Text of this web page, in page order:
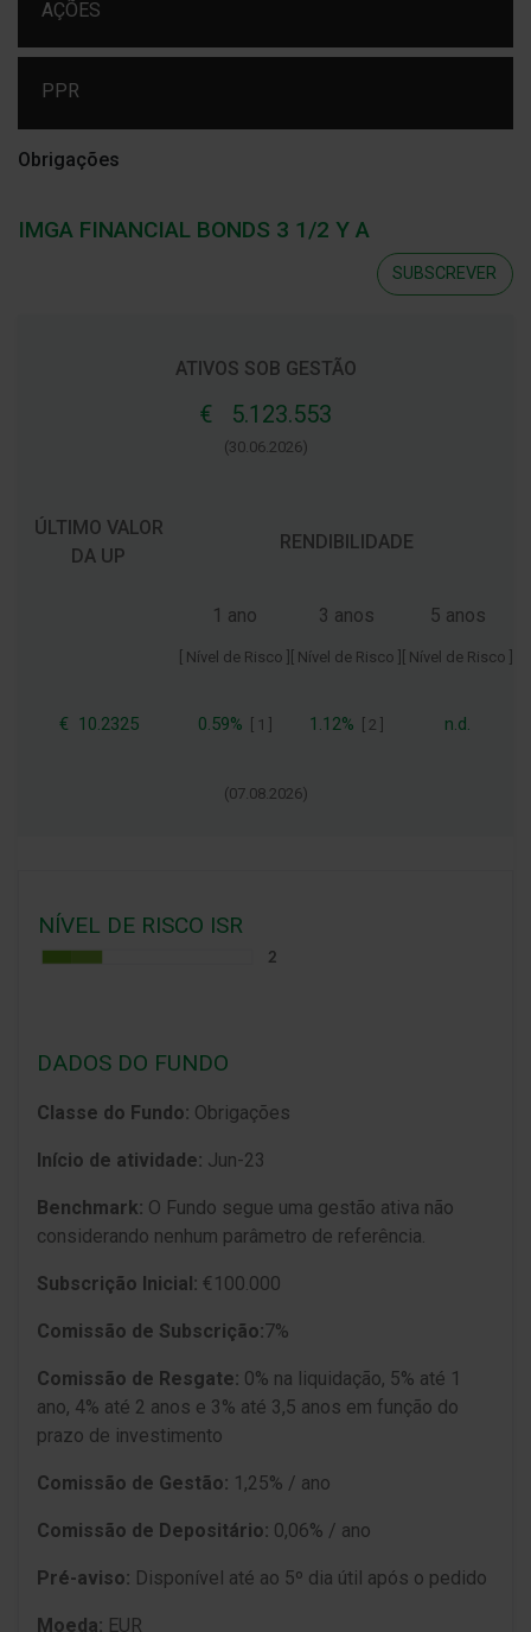
AÇÕES
PPR
Obrigações
IMGA FINANCIAL BONDS 3 1/2 Y A
SUBSCREVER
ATIVOS SOB GESTÃO
€ 5.123.553
(30.06.2026)
ÚLTIMO VALOR
DA UP
RENDIBILIDADE
1 ano
[ Nível de Risco ]
3 anos
[ Nível de Risco ]
5 anos
[ Nível de Risco ]
€ 10.2325 0.59% 1 1.12% 2 n.d.
(07.08.2026)
NÍVEL DE RISCO ISR
DADOS DO FUNDO
Classe do Fundo: Obrigações
Início de atividade: Jun-23
Benchmark: O Fundo segue uma gestão ativa não
considerando nenhum parâmetro de referência.
Subscrição Inicial: €100.000
Comissão de Subscrição:7%
Comissão de Resgate: 0% na liquidação, 5% até 1
ano, 4% até 2 anos e 3% até 3,5 anos em função do
prazo de investimento
Comissão de Gestão: 1,25% / ano
Comissão de Depositário: 0,06% / ano
Pré-aviso: Disponí­vel até ao 5º dia útil após o pedido
Moeda: EUR